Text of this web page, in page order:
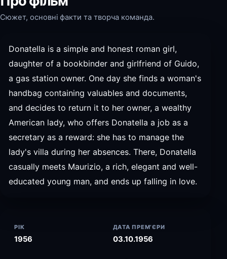
Сюжет, основні факти та творча команда.
Donatella is a simple and honest roman girl,
daughter of a bookbinder and girlfriend of Guido,
a gas station owner. One day she finds a woman's
handbag containing valuables and documents,
and decides to return it to her owner, a wealthy
American lady, who offers Donatella a job as a
secretary as a reward: she has to manage the
lady's villa during her absences. There, Donatella
casually meets Maurizio, a rich, elegant and well-
educated young man, and ends up falling in love.
РІК
1956
ДАТА ПРЕМ’ЄРИ
03.10.1956